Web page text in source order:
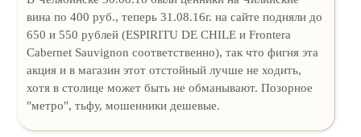
вина по 400 руб., теперь 31.08.16г. на сайте подняли до
650 и 550 рублей (ESPIRITU DE CHILE и Frontera
Cabernet Sauvignon соответственно), так что фигня эта
акция и в магазин этот отстойный лучше не ходить,
хотя в столице может быть не обманывают. Позорное
"метро", тьфу, мошенники дешевые.